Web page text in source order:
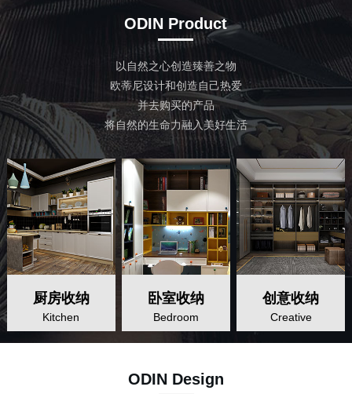
厨房收纳
Kitchen
厨房收纳
卧室收纳
Bedroom
卧室收纳
创意收纳
Creative
ODIN Product
以自然之心创造臻善之物
欧蒂尼设计和创造自己热爱
并去购买的产品
将自然的生命力融入美好生活
ODIN Design